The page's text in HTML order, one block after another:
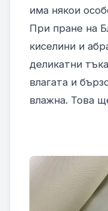
има някои
При пране на
киселини и
деликатни
влагата и
влажна. Това